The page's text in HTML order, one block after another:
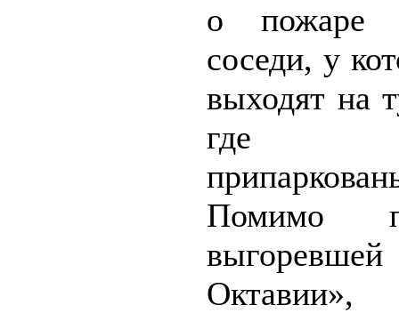
о пожаре
соседи, у
выходят на
где
Помимо
Октавии»,